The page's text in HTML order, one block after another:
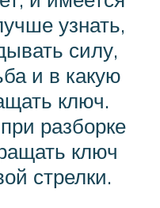
узнать,
силу,
и в какую
ключ.
разборке
ключ
стрелки.